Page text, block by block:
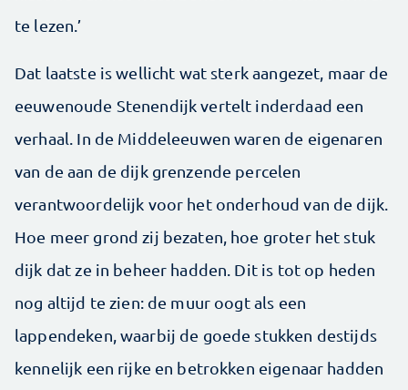
te lezen.’
Dat laatste is wellicht wat sterk aangezet, maar de
eeuwenoude Stenendijk vertelt inderdaad een
verhaal. In de Middeleeuwen waren de eigenaren
van de aan de dijk grenzende percelen
verantwoordelijk voor het onderhoud van de dijk.
Hoe meer grond zij bezaten, hoe groter het stuk
dijk dat ze in beheer hadden. Dit is tot op heden
nog altijd te zien: de muur oogt als een
lappendeken, waarbij de goede stukken destijds
kennelijk een rijke en betrokken eigenaar hadden